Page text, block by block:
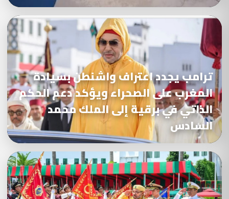
ترامب يجدد اعتراف واشنطن بسيادة
المغرب على الصحراء ويؤكد دعم الحكم
الذاتي في برقية إلى الملك محمد
السادس